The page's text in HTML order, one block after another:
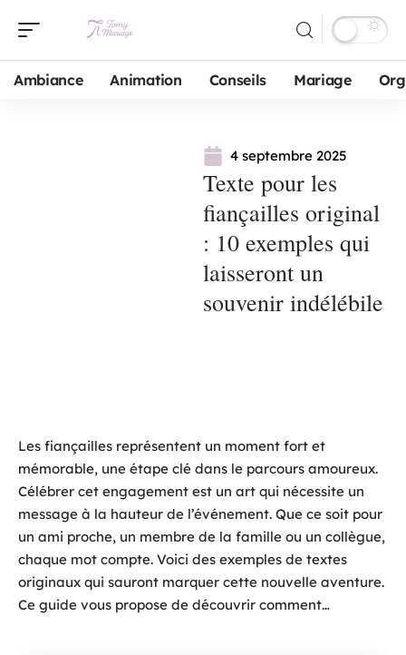
Ambiance Animation Conseils Mariage
4 septembre 2025
Texte pour les
fiançailles original
: 10 exemples qui
laisseront un
souvenir indélébile
Les fiançailles représentent un moment fort et
mémorable, une étape clé dans le parcours amoureux.
Célébrer cet engagement est un art qui nécessite un
message à la hauteur de l’événement. Que ce soit pour
un ami proche, un membre de la famille ou un collègue,
chaque mot compte. Voici des exemples de textes
originaux qui sauront marquer cette nouvelle aventure.
Ce guide vous propose de découvrir comment…